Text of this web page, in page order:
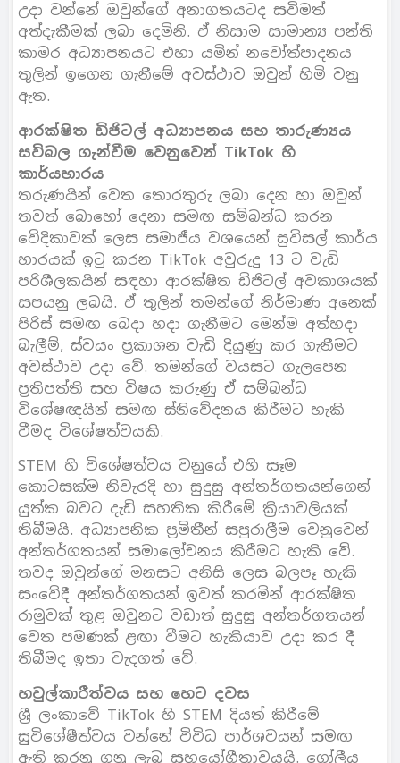
උදා වන්නේ ඔවුන්ගේ අනාගතයටද සවිමත්
අත්දැකීමක් ලබා දෙමිනි. ඒ නිසාම සාමාන්‍ය පන්ති
කාමර අධ්‍යාපනයට එහා යමින් නවෝත්පාදනය
තුලින් ඉගෙන ගැනීමේ අවස්ථාව ඔවුන් හිමි වනු
ඇත.
ආරක්ෂිත ඩිජිටල් අධ්‍යාපනය සහ තාරුණ්‍යය
සවිබල ගැන්වීම වෙනුවෙන් TikTok හි
කාර්යභාරය
තරුණයින් වෙත තොරතුරු ලබා දෙන හා ඔවුන්
තවත් බොහෝ දෙනා සමඟ සම්බන්ධ කරන
වේදිකාවක් ලෙස සමාජීය වශයෙන් සුවිසල් කාර්ය
භාරයක් ඉටු කරන TikTok අවුරුදු 13 ට වැඩි
පරිශීලකයින් සඳහා ආරක්ෂිත ඩිජිටල් අවකාශයක්
සපයනු ලබයි. ඒ තුලින් තමන්ගේ නිර්මාණ අනෙක්
පිරිස් සමඟ බෙදා හදා ගැනීමට මෙන්ම අත්හදා
බැලීම්, ස්වයං ප්‍රකාශන වැඩි දියුණු කර ගැනීමට
අවස්ථාව උදා වේ. තමන්ගේ වයසට ගැලපෙන
ප්‍රතිපත්ති සහ විෂය කරුණු ඒ සම්බන්ධ
විශේෂඥයින් සමඟ ස්නිවේදනය කිරීමට හැකි
වීමද විශේෂත්වයකි.
STEM හි විශේෂත්වය වනුයේ එහි සෑම
කොටසක්ම නිවැරදි හා සුදුසු අන්තර්ගතයන්ගෙන්
යුත්ක බවට දැඩි සහතික කිරීමේ ක්‍රියාවලියක්
තිබීමයි. අධ්‍යාපනික ප්‍රමිතීන් සපුරාලීම වෙනුවෙන්
අන්තර්ගතයන් සමාලෝචනය කිරීමට හැකි වේ.
තවද ඔවුන්ගේ මනසට අනිසි ලෙස බලපෑ හැකි
සංවේදී අන්තර්ගතයන් ඉවත් කරමින් ආරක්ෂිත
රාමුවක් තුළ ඔවුනට වඩාත් සුදුසු අන්තර්ගතයන්
වෙත පමණක් ළඟා වීමට හැකියාව උදා කර දී
තිබීමද ඉතා වැදගත් වේ.
හවුල්කාරීත්වය සහ හෙට දවස
ශ්‍රී ලංකාවේ TikTok හි STEM දියත් කිරීමේ
සුවිශේෂීත්වය වන්නේ විවිධ පාර්ශවයන් සමඟ
ඇති කරනු ගනු ලැබූ සහයෝගීතාවයයි. ගෝලීය